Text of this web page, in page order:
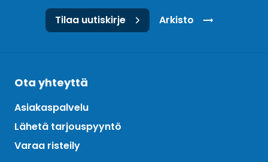
Tilaa uutiskirje Arkisto
Ota yhteyttä
Asiakaspalvelu
Lähetä tarjouspyyntö
Varaa risteily